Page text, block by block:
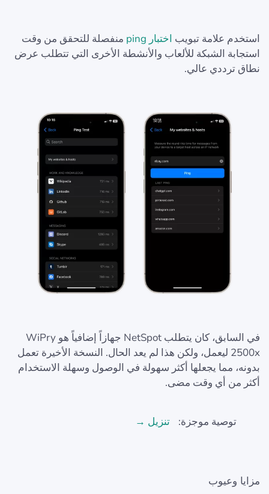
استخدم علامة تبويب اختبار ping
منفصلة للتحقق من وقت
استجابة الشبكة للألعاب والأنشطة الأخرى التي تتطلب عرض
نطاق ترددي عالي.
في السابق، كان يتطلب NetSpot جهازاً إضافياً هو WiPry
2500x ليعمل، ولكن هذا لم يعد الحال. النسخة الأخيرة تعمل
بدونه، مما يجعلها أكثر سهولة في الوصول وسهلة الاستخدام
أكثر من أي وقت مضى.
توصية موجزة: تنزيل →
مزايا وعيوب